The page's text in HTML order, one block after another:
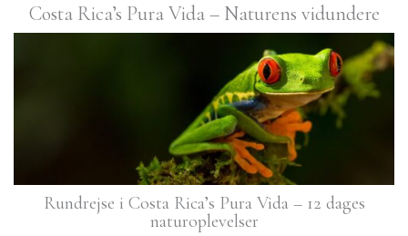
Costa Rica’s Pura Vida – Naturens vidundere
Rundrejse i Costa Rica’s Pura Vida – 12 dages
naturoplevelser